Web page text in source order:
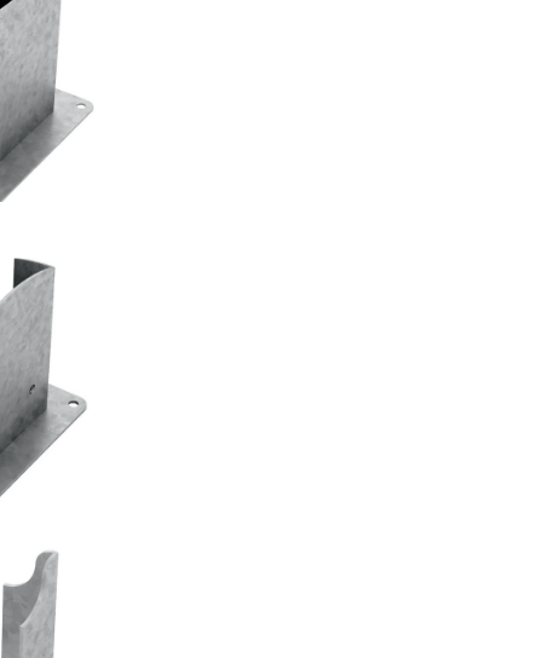
F50
FD20
FD60